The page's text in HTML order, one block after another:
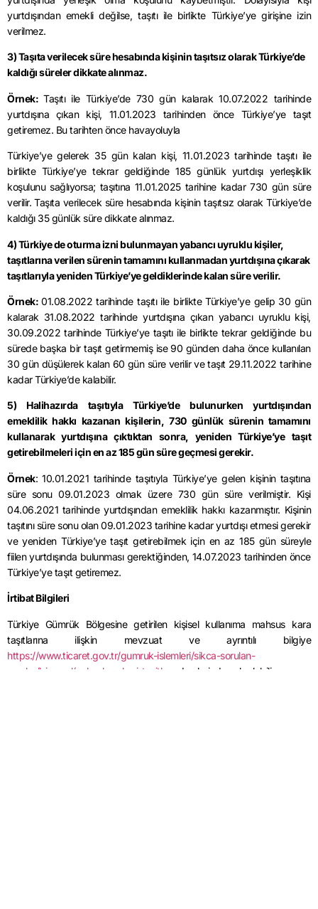
yurtdışından emekli değilse, taşıtı ile birlikte Türkiye’ye girişine izin
verilmez.
3) Taşıta verilecek süre hesabında kişinin taşıtsız olarak Türkiye’de
kaldığı süreler dikkate alınmaz.
Örnek:Taşıtı ile Türkiye’de 730 gün kalarak 10.07.2022 tarihinde
yurtdışına çıkan kişi, 11.01.2023 tarihinden önce Türkiye’ye taşıt
getiremez. Bu tarihten önce havayoluyla
Türkiye’ye gelerek 35 gün kalan kişi, 11.01.2023 tarihinde taşıtı ile
birlikte Türkiye’ye tekrar geldiğinde 185 günlük yurtdışı yerleşiklik
koşulunu sağlıyorsa; taşıtına 11.01.2025 tarihine kadar 730 gün süre
verilir. Taşıta verilecek süre hesabında kişinin taşıtsız olarak Türkiye’de
kaldığı 35 günlük süre dikkate alınmaz.
4) Türkiye de oturma izni bulunmayan yabancı uyruklu kişiler,
taşıtlarına verilen sürenin tamamını kullanmadan yurtdışına çıkarak
taşıtlarıyla yeniden Türkiye’ye geldiklerinde kalan süre verilir.
Örnek:01.08.2022 tarihinde taşıtı ile birlikte Türkiye’ye gelip 30 gün
kalarak 31.08.2022 tarihinde yurtdışına çıkan yabancı uyruklu kişi,
30.09.2022 tarihinde Türkiye’ye taşıtı ile birlikte tekrar geldiğinde bu
sürede başka bir taşıt getirmemiş ise 90 günden daha önce kullanılan
30 gün düşülerek kalan 60 gün süre verilir ve taşıt 29.11.2022 tarihine
kadar Türkiye’de kalabilir.
5) Halihazırda taşıtıyla Türkiye’de bulunurken yurtdışından
emeklilik hakkı kazanan kişilerin, 730 günlük sürenin tamamını
kullanarak yurtdışına çıktıktan sonra, yeniden Türkiye’ye taşıt
getirebilmeleri için en az 185 gün süre geçmesi gerekir.
Örnek: 10.01.2021 tarihinde taşıtıyla Türkiye’ye gelen kişinin taşıtına
süre sonu 09.01.2023 olmak üzere 730 gün süre verilmiştir. Kişi
04.06.2021 tarihinde yurtdışından emeklilik hakkı kazanmıştır. Kişinin
taşıtını süre sonu olan 09.01.2023 tarihine kadar yurtdışı etmesi gerekir
ve yeniden Türkiye’ye taşıt getirebilmek için en az 185 gün süreyle
fiilen yurtdışında bulunması gerektiğinden, 14.07.2023 tarihinden önce
Türkiye’ye taşıt getiremez.
İrtibat Bilgileri
Türkiye Gümrük Bölgesine getirilen kişisel kullanıma mahsus kara
taşıtlarına ilişkin mevzuat ve ayrıntılı bilgiye
https://www.ticaret.gov.tr/gumruk-islemleri/sikca-sorulan-
sorular/bireysel/yolcu-beraberi-tasitlar
adreslerinden ulaşılabilir.